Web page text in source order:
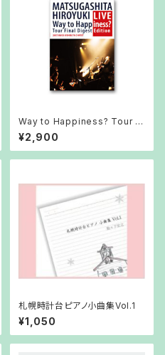
Way to Happiness? Tour Fi
nal Digest Edition
¥2,900
札幌時計台ピアノ小曲集Vol.1
¥1,050